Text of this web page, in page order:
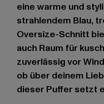
eine warme und
strahlendem Blau,
Oversize-Schnitt
auch Raum für
zuverlässig vor
ob über deinem
dieser Puffer setzt